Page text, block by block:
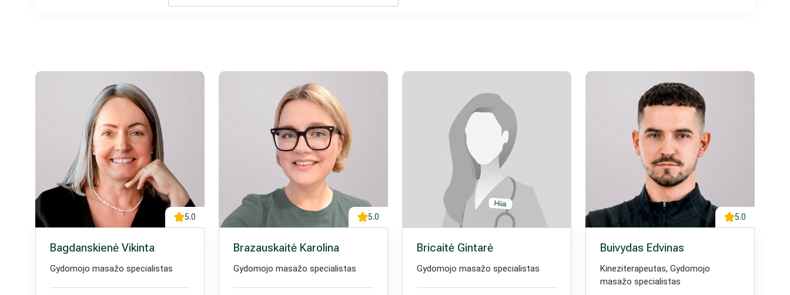
5.0
Bagdanskienė Vikinta
Gydomojo masažo specialistas
5.0
Brazauskaitė Karolina
Gydomojo masažo specialistas
Bricaitė Gintarė
Gydomojo masažo specialistas
5.0
Buivydas Edvinas
Kineziterapeutas, Gydomojo
masažo specialistas
Medicinos diagnostikos centras" tiesioginės rinkodaros tikslais. Sutikimas galės būti bet